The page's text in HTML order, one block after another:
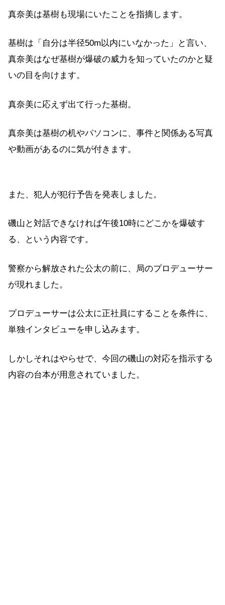
真奈美は基樹も現場にいたことを指摘します。
基樹は「自分は半径50m以内にいなかった」と言い、
真奈美はなぜ基樹が爆破の威力を知っていたのかと疑
いの目を向けます。
真奈美に応えず出て行った基樹。
真奈美は基樹の机やパソコンに、事件と関係ある写真
や動画があるのに気が付きます。
また、犯人が犯行予告を発表しました。
磯山と対話できなければ午後10時にどこかを爆破す
る、という内容です。
警察から解放された公太の前に、局のプロデューサー
が現れました。
プロデューサーは公太に正社員にすることを条件に、
単独インタビューを申し込みます。
しかしそれはやらせで、今回の磯山の対応を指示する
内容の台本が用意されていました。